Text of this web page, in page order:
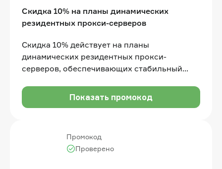
Скидка 10% на планы динамических
резидентных прокси-серверов
Скидка 10% действует на планы
динамических резидентных прокси-
серверов, обеспечивающих стабильный
Показать промокод
Промокод
Проверено